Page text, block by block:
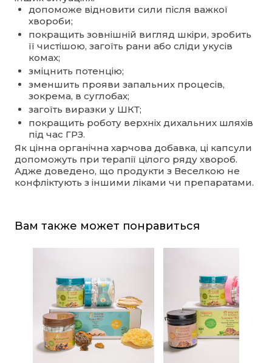
допоможе відновити сили після важкої
хвороби;
покращить зовнішній вигляд шкіри, зробить
її чистішою, загоїть рани або сліди укусів
комах;
зміцнить потенцію;
зменшить прояви запальних процесів,
зокрема, в суглобах;
загоїть виразки у ШКТ;
покращить роботу верхніх дихальних шляхів
під час ГРЗ.
Як цінна органічна харчова добавка, ці капсули
допоможуть при терапії цілого ряду хвороб.
Адже доведено, що продукти з Веселкою не
конфліктують з іншими ліками чи препаратами.
Вам также может понравиться